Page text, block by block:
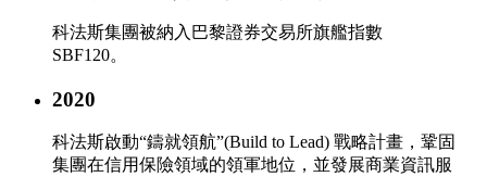
科法斯集團被納入巴黎證券交易所旗艦指數
SBF120。
2020
科法斯啟動“鑄就領航”(Build to Lead) 戰略計畫，鞏固
集團在信用保險領域的領軍地位，並發展商業資訊服